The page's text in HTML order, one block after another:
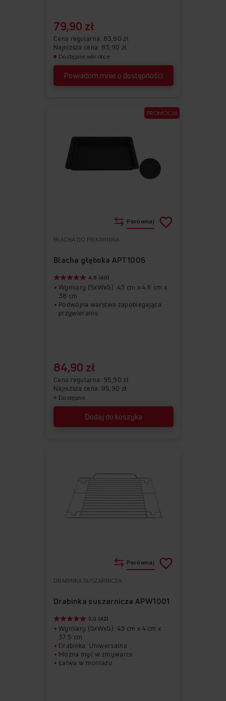
Powiadom mnie o dostępności
79,90 zł
Cena regularna 83,90 zł
Najniższa cena: 83,90 zł
Dostępne wkrótce
BLACHA DO PIEKARNIKA
Blacha głęboka APT1006
Dodaj do koszyka
4.9 (40)
Wymiary (SxWxG): 43 cm x 4.6 cm x
38 cm
Podwójna warstwa zapobiegająca
przywieraniu
84,90 zł
Cena regularna 95,90 zł
Najniższa cena: 95,90 zł
Dostępne
Porównaj
PROMOCJA
DRABINKA SUSZARNICZA
Drabinka suszarnicza APW1001
5.0 (42)
Wymiary (SxWxG): 43 cm x 4 cm x
37.5 cm
Drabinka: Uniwersalna
Można myć w zmywarce
Łatwa w montażu
Porównaj
ulubionych
z